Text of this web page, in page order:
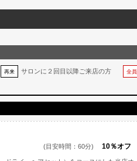
再来 サロンに２回目以降ご来店の方 全員
(目安時間：60分) 10％オフ